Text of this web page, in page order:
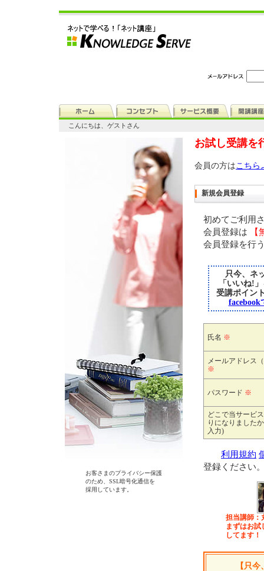
こんにちは、ゲストさん
お客さまのプライバシー保護
のため、SSL暗号化通信を
採用しています。
お試し受講を
会員の方はこちら
新規会員登録
初めてご利用
会員登録は 【
会員登録を行
只今、ネ
「いいね!
受講ポイン
facebook
氏名 ※
メールアドレス
※
パスワード ※
どこで当サービ
りになりました
入力)
利用規約
登録ください
担当講師：
まずはお試
してます！
【只